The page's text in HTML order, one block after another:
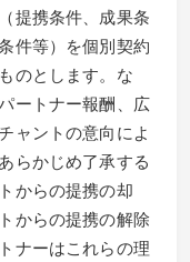
提携条件、成果条
件等）を個別契約
のとします。な
ートナー報酬、広
ャントの意向によ
らかじめ了承する
からの提携の却
からの提携の解除
ナーはこれらの理